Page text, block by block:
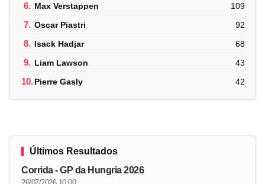
6. Max Verstappen 109
7. Oscar Piastri 92
8. Isack Hadjar 68
9. Liam Lawson 43
10.Pierre Gasly 42
Últimos Resultados
Corrida - GP da Hungria 2026